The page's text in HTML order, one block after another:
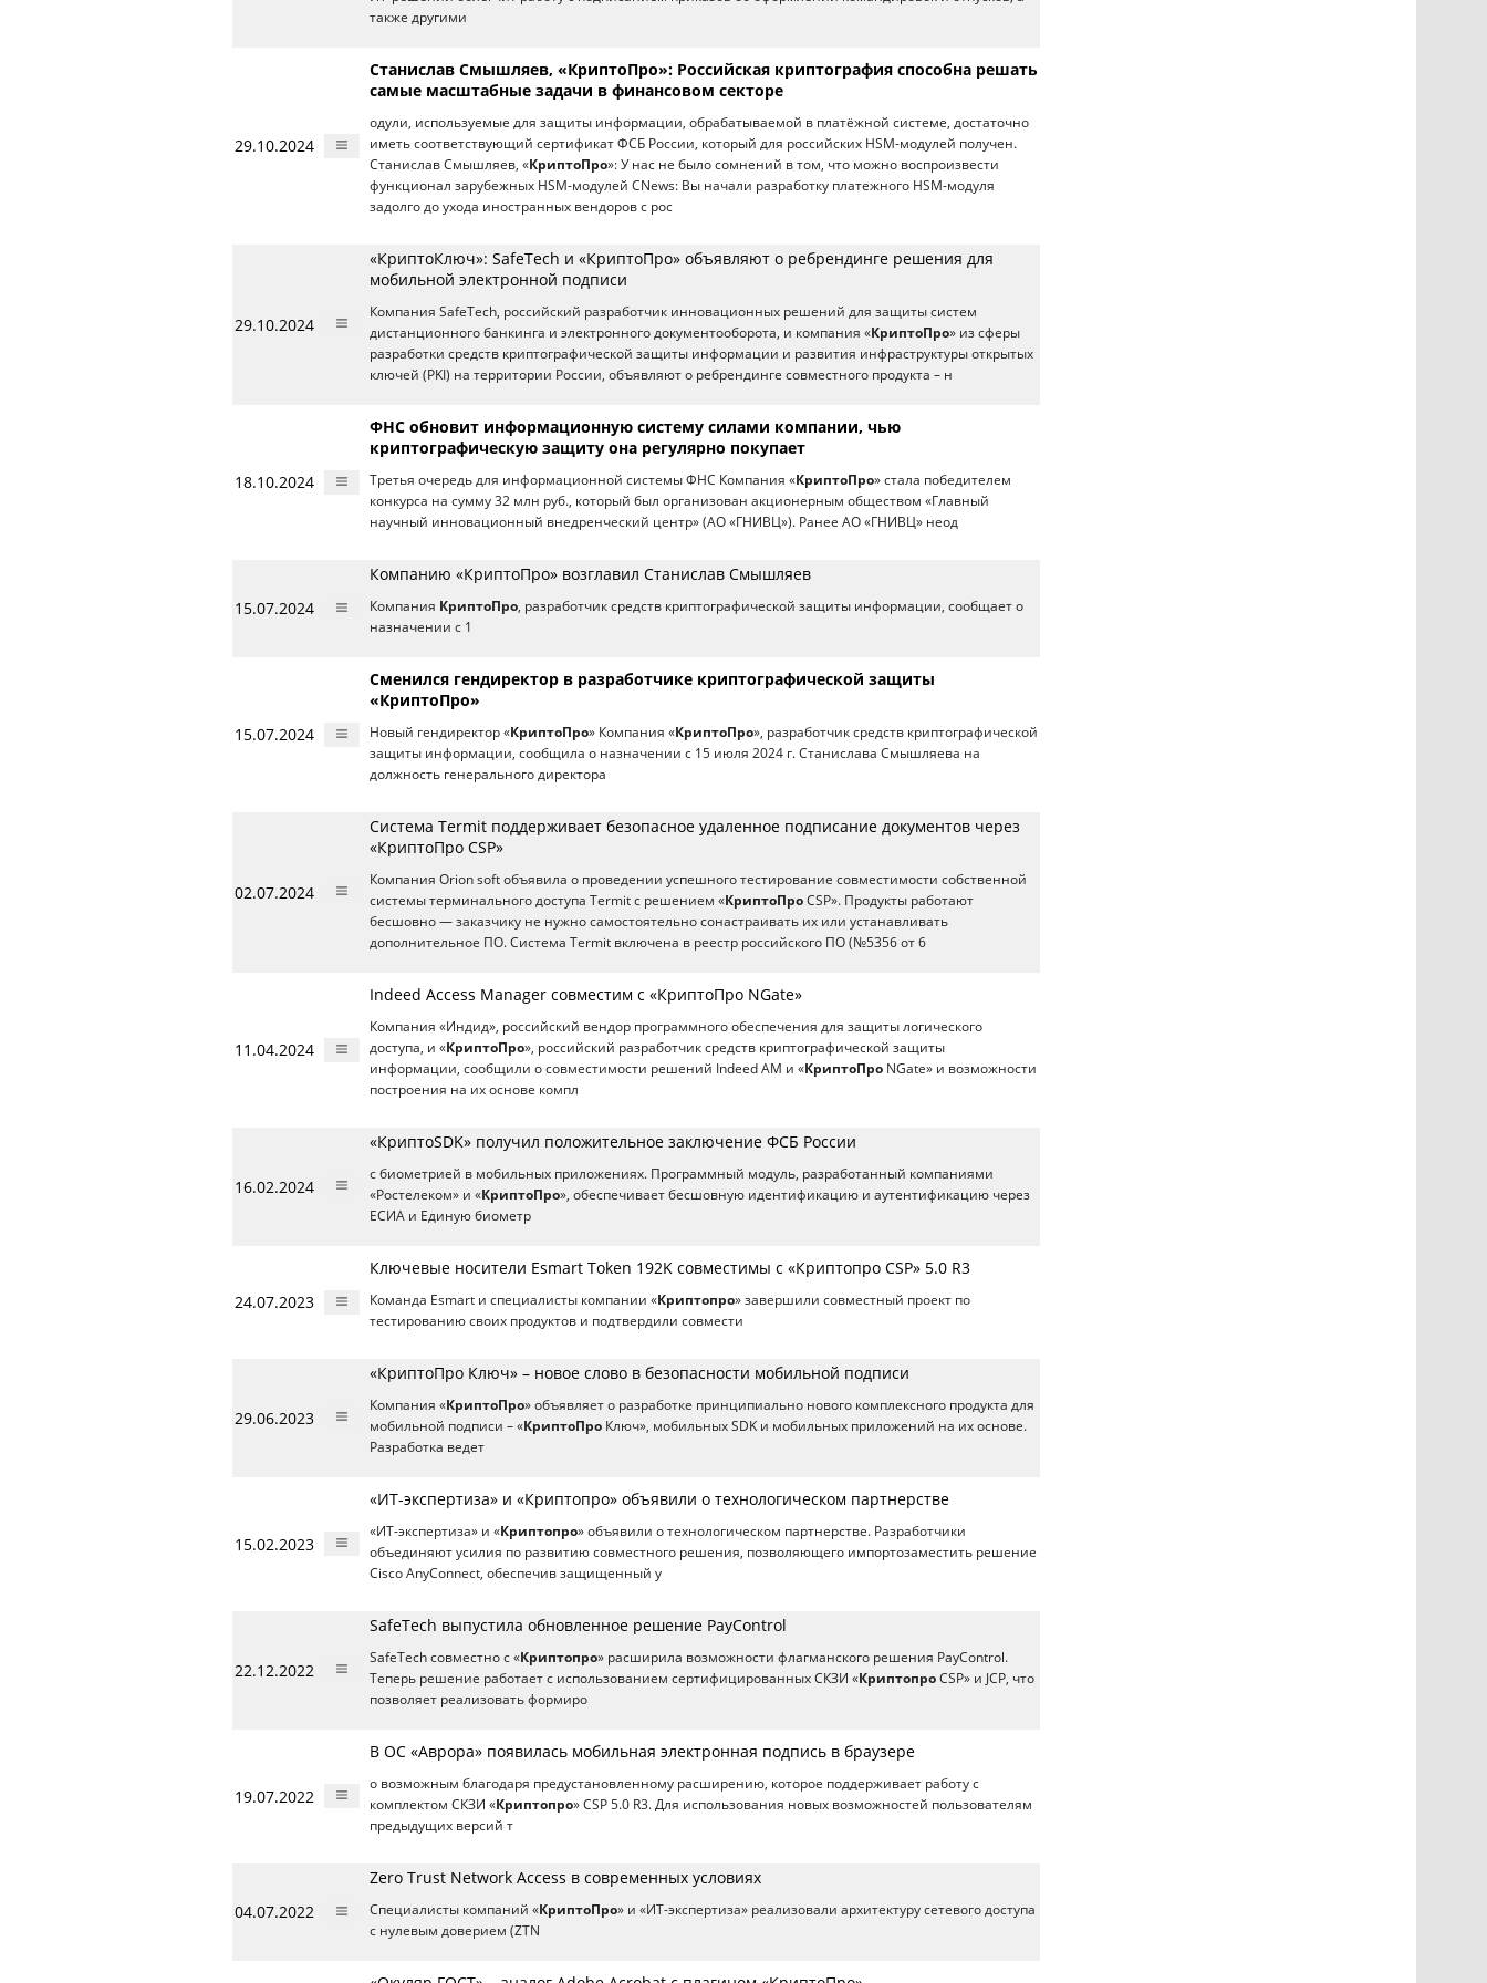
также другими
29.10.2024
Станислав Смышляев, «КриптоПро»: Российская криптография способна решать
самые масштабные задачи в финансовом секторе
одули, используемые для защиты информации, обрабатываемой в платёжной системе, достаточно
иметь соответствующий сертификат ФСБ России, который для российских HSM-модулей получен.
Станислав Смышляев, «КриптоПро»: У нас не было сомнений в том, что можно воспроизвести
функционал зарубежных HSM-модулей CNews: Вы начали разработку платежного HSM-модуля
задолго до ухода иностранных вендоров с рос
29.10.2024
«КриптоКлюч»: SafeTech и «КриптоПро» объявляют о ребрендинге решения для
мобильной электронной подписи
Компания SafeTech, российский разработчик инновационных решений для защиты систем
дистанционного банкинга и электронного документооборота, и компания «КриптоПро» из сферы
разработки средств криптографической защиты информации и развития инфраструктуры открытых
ключей (PKI) на территории России, объявляют о ребрендинге совместного продукта – н
18.10.2024
ФНС обновит информационную систему силами компании, чью
криптографическую защиту она регулярно покупает
Третья очередь для информационной системы ФНС Компания «КриптоПро» стала победителем
конкурса на сумму 32 млн руб., который был организован акционерным обществом «Главный
научный инновационный внедренческий центр» (АО «ГНИВЦ»). Ранее АО «ГНИВЦ» неод
15.07.2024
Компанию «КриптоПро» возглавил Станислав Смышляев
Компания КриптоПро, разработчик средств криптографической защиты информации, сообщает о
назначении с 1
15.07.2024
Сменился гендиректор в разработчике криптографической защиты
«КриптоПро»
Новый гендиректор «КриптоПро» Компания «КриптоПро», разработчик средств криптографической
защиты информации, сообщила о назначении с 15 июля 2024 г. Станислава Смышляева на
должность генерального директора
02.07.2024
Cистема Termit поддерживает безопасное удаленное подписание документов через
«КриптоПро CSP»
Компания Orion soft объявила о проведении успешного тестирование совместимости собственной
системы терминального доступа Termit c решением «КриптоПро CSP». Продукты работают
бесшовно — заказчику не нужно самостоятельно сонастраивать их или устанавливать
дополнительное ПО. Система Termit включена в реестр российского ПО (№5356 от 6
11.04.2024
Indeed Access Manager совместим с «КриптоПро NGate»
Компания «Индид», российский вендор программного обеспечения для защиты логического
доступа, и «КриптоПро», российский разработчик средств криптографической защиты
информации, сообщили о совместимости решений Indeed AM и «КриптоПро NGate» и возможности
построения на их основе компл
16.02.2024
«КриптоSDK» получил положительное заключение ФСБ России
с биометрией в мобильных приложениях. Программный модуль, разработанный компаниями
«Ростелеком» и «КриптоПро», обеспечивает бесшовную идентификацию и аутентификацию через
ЕСИА и Единую биометр
24.07.2023
Ключевые носители Esmart Token 192K совместимы с «Криптопро CSP» 5.0 R3
Команда Esmart и специалисты компании «Криптопро» завершили совместный проект по
тестированию своих продуктов и подтвердили совмести
29.06.2023
«КриптоПро Ключ» – новое слово в безопасности мобильной подписи
Компания «КриптоПро» объявляет о разработке принципиально нового комплексного продукта для
мобильной подписи – «КриптоПро Ключ», мобильных SDK и мобильных приложений на их основе.
Разработка ведет
15.02.2023
«ИТ-экспертиза» и «Криптопро» объявили о технологическом партнерстве
«ИТ-экспертиза» и «Криптопро» объявили о технологическом партнерстве. Разработчики
объединяют усилия по развитию совместного решения, позволяющего импортозаместить решение
Cisco AnyConnect, обеспечив защищенный у
22.12.2022
SafeTech выпустила обновленное решение PayControl
SafeTech совместно с «Криптопро» расширила возможности флагманского решения PayControl.
Теперь решение работает с использованием сертифицированных СКЗИ «Криптопро CSP» и JCP, что
позволяет реализовать формиро
19.07.2022
В ОС «Аврора» появилась мобильная электронная подпись в браузере
о возможным благодаря предустановленному расширению, которое поддерживает работу с
комплектом СКЗИ «Криптопро» CSP 5.0 R3. Для использования новых возможностей пользователям
предыдущих версий т
04.07.2022
Zero Trust Network Access в современных условиях
Специалисты компаний «КриптоПро» и «ИТ-экспертиза» реализовали архитектуру сетевого доступа
с нулевым доверием (ZTN